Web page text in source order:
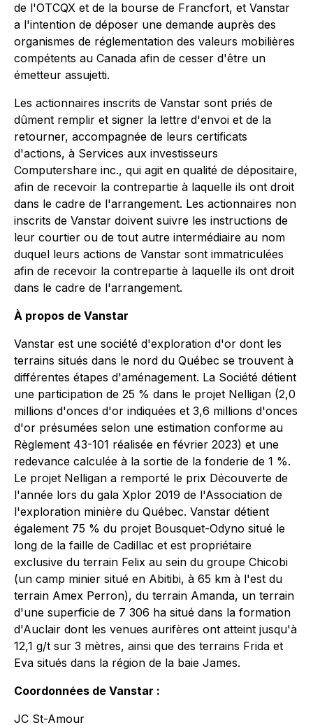
de l'OTCQX et de la bourse de Francfort, et Vanstar
a l'intention de déposer une demande auprès des
organismes de réglementation des valeurs mobilières
compétents au Canada afin de cesser d'être un
émetteur assujetti.
Les actionnaires inscrits de Vanstar sont priés de
dûment remplir et signer la lettre d'envoi et de la
retourner, accompagnée de leurs certificats
d'actions, à Services aux investisseurs
Computershare inc., qui agit en qualité de dépositaire,
afin de recevoir la contrepartie à laquelle ils ont droit
dans le cadre de l'arrangement. Les actionnaires non
inscrits de Vanstar doivent suivre les instructions de
leur courtier ou de tout autre intermédiaire au nom
duquel leurs actions de Vanstar sont immatriculées
afin de recevoir la contrepartie à laquelle ils ont droit
dans le cadre de l'arrangement.
À propos de Vanstar
Vanstar est une société d'exploration d'or dont les
terrains situés dans le nord du Québec se trouvent à
différentes étapes d'aménagement. La Société détient
une participation de 25 % dans le projet Nelligan (2,0
millions d'onces d'or indiquées et 3,6 millions d'onces
d'or présumées selon une estimation conforme au
Règlement 43-101 réalisée en février 2023) et une
redevance calculée à la sortie de la fonderie de 1 %.
Le projet Nelligan a remporté le prix Découverte de
l'année lors du gala Xplor 2019 de l'Association de
l'exploration minière du Québec. Vanstar détient
également 75 % du projet Bousquet-Odyno situé le
long de la faille de Cadillac et est propriétaire
exclusive du terrain Felix au sein du groupe Chicobi
(un camp minier situé en Abitibi, à 65 km à l'est du
terrain Amex Perron), du terrain Amanda, un terrain
d'une superficie de 7 306 ha situé dans la formation
d'Auclair dont les venues aurifères ont atteint jusqu'à
12,1 g/t sur 3 mètres, ainsi que des terrains Frida et
Eva situés dans la région de la baie James.
Coordonnées de Vanstar :
JC St-Amour